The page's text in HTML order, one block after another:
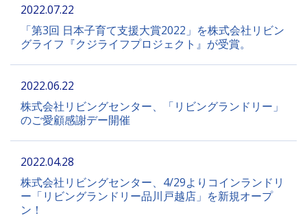
2022.07.22
「第3回 日本子育て支援大賞2022」を株式会社リビン
グライフ『クジライフプロジェクト』が受賞。
2022.06.22
株式会社リビングセンター、「リビングランドリー」
のご愛顧感謝デー開催
2022.04.28
株式会社リビングセンター、4/29よりコインランドリ
ー「リビングランドリー品川戸越店」を新規オープ
ン！